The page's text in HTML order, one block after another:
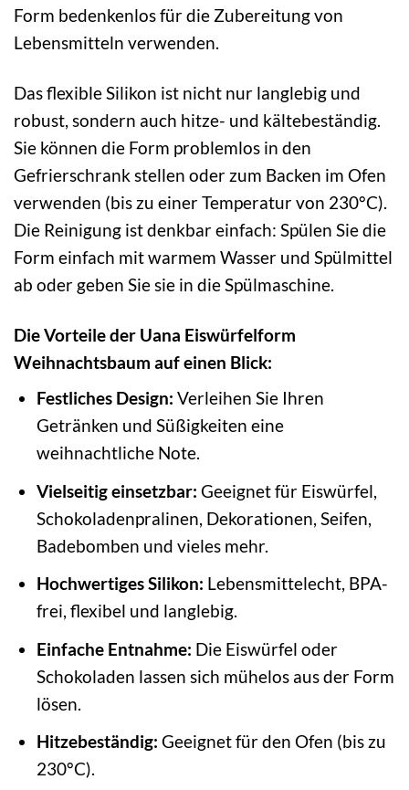
Form bedenkenlos für die Zubereitung von
Lebensmitteln verwenden.
Das flexible Silikon ist nicht nur langlebig und
robust, sondern auch hitze- und kältebeständig.
Sie können die Form problemlos in den
Gefrierschrank stellen oder zum Backen im Ofen
verwenden (bis zu einer Temperatur von 230°C).
Die Reinigung ist denkbar einfach: Spülen Sie die
Form einfach mit warmem Wasser und Spülmittel
ab oder geben Sie sie in die Spülmaschine.
Die Vorteile der Uana Eiswürfelform
Weihnachtsbaum auf einen Blick:
Festliches Design: Verleihen Sie Ihren
Getränken und Süßigkeiten eine
weihnachtliche Note.
Vielseitig einsetzbar: Geeignet für Eiswürfel,
Schokoladenpralinen, Dekorationen, Seifen,
Badebomben und vieles mehr.
Hochwertiges Silikon: Lebensmittelecht, BPA-
frei, flexibel und langlebig.
Einfache Entnahme: Die Eiswürfel oder
Schokoladen lassen sich mühelos aus der Form
lösen.
Hitzebeständig: Geeignet für den Ofen (bis zu
230°C).